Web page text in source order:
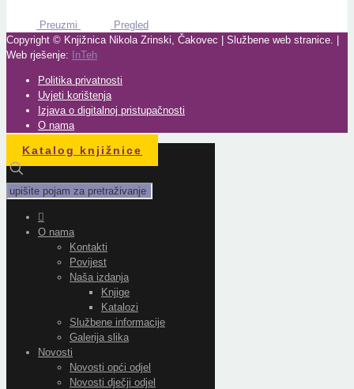
Preuzmi
Pregled
Copyright © Knjižnica Nikola Zrinski, Čakovec | Službene web stranice. |
Web rješenje:
InTeh
Politika privatnosti
Uvjeti korištenja
Izjava o digitalnoj pristupačnosti
O nama
Katalog knjižnice
O nama
Kontakti
Povijest
Naša izdanja
Knjige
Katalozi
Službene informacije
Galerija slika
Novosti
Novosti opći odjel
Novosti dječji odjel